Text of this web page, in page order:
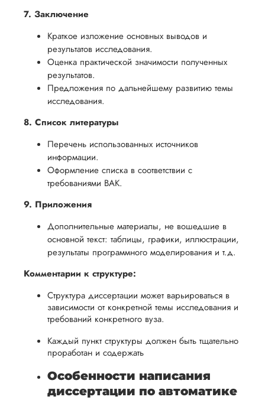
7. Заключение
Краткое изложение основных выводов и
результатов исследования.
Оценка практической значимости полученных
результатов.
Предложения по дальнейшему развитию темы
исследования.
8. Список литературы
Перечень использованных источников
информации.
Оформление списка в соответствии с
требованиями ВАК.
9. Приложения
Дополнительные материалы, не вошедшие в
основной текст: таблицы, графики, иллюстрации,
результаты программного моделирования и т.д.
Комментарии к структуре:
Структура диссертации может варьироваться в
зависимости от конкретной темы исследования и
требований конкретного вуза.
Каждый пункт структуры должен быть тщательно
проработан и содержать
Особенности написания
диссертации по автоматике